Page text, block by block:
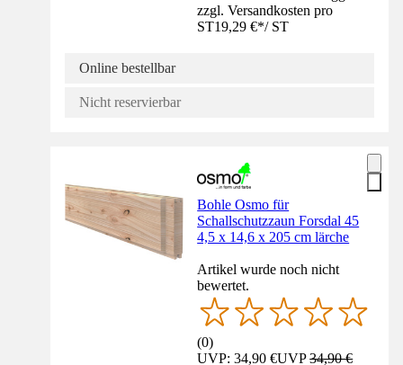
zzgl. Versandkosten pro
ST19,29 €*/ ST
Online bestellbar
Nicht reservierbar
Bohle Osmo für
Schallschutzzaun Forsdal 45
4,5 x 14,6 x 205 cm lärche
Artikel wurde noch nicht
bewertet.
(0)
UVP: 34,90 €UVP34,90 €